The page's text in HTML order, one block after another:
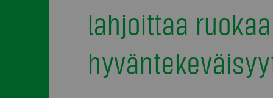
lahjoittaa ruokaa